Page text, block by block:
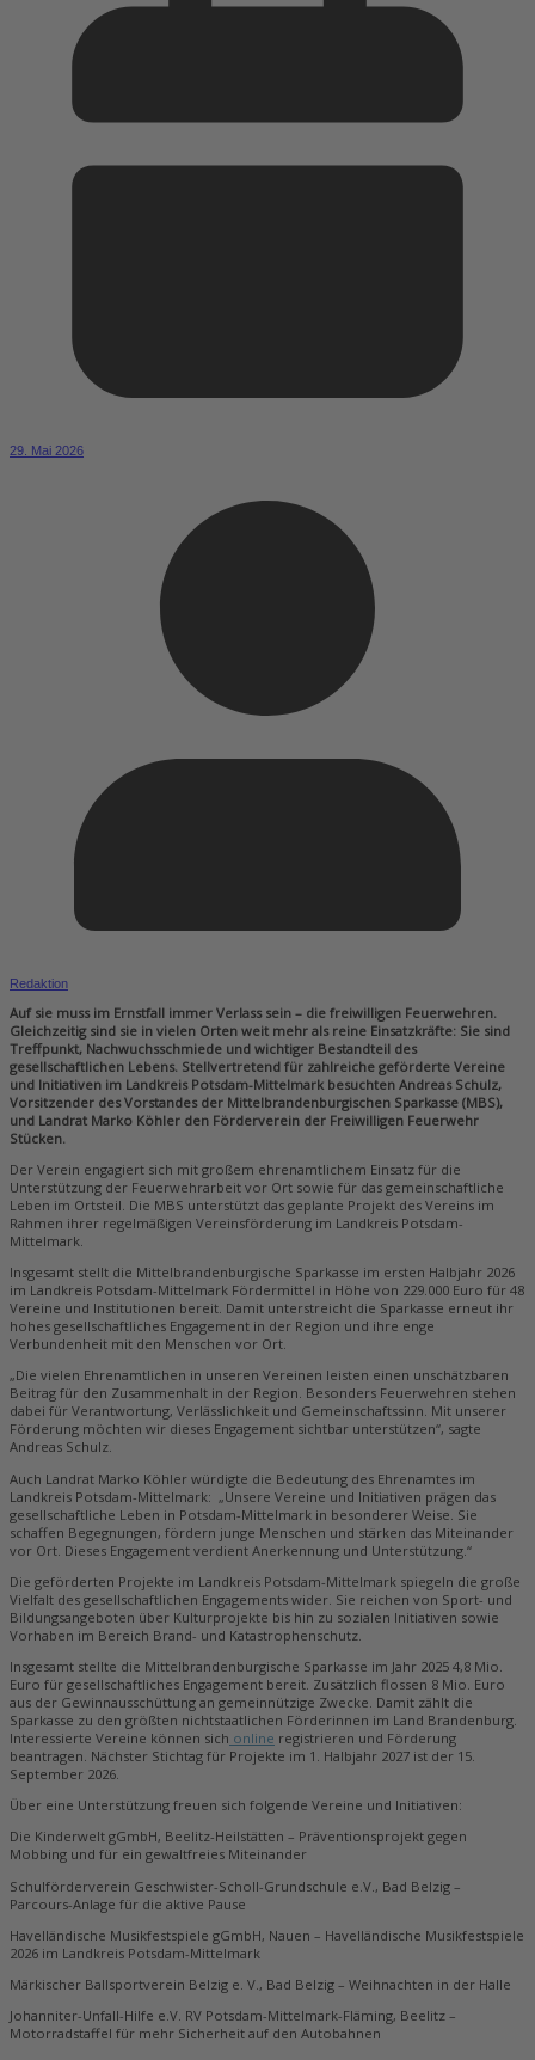
29. Mai 2026
Redaktion
Auf sie muss im Ernstfall immer Verlass sein – die freiwilligen Feuerwehren.
Gleichzeitig sind sie in vielen Orten weit mehr als reine Einsatzkräfte: Sie sind
Treffpunkt, Nachwuchsschmiede und wichtiger Bestandteil des
gesellschaftlichen Lebens. Stellvertretend für zahlreiche geförderte Vereine
und Initiativen im Landkreis Potsdam-Mittelmark besuchten Andreas Schulz,
Vorsitzender des Vorstandes der Mittelbrandenburgischen Sparkasse (MBS),
und Landrat Marko Köhler den Förderverein der Freiwilligen Feuerwehr
Stücken.
Der Verein engagiert sich mit großem ehrenamtlichem Einsatz für die
Unterstützung der Feuerwehrarbeit vor Ort sowie für das gemeinschaftliche
Leben im Ortsteil. Die MBS unterstützt das geplante Projekt des Vereins im
Rahmen ihrer regelmäßigen Vereinsförderung im Landkreis Potsdam-
Mittelmark.
Insgesamt stellt die Mittelbrandenburgische Sparkasse im ersten Halbjahr 2026
im Landkreis Potsdam-Mittelmark Fördermittel in Höhe von 229.000 Euro für 48
Vereine und Institutionen bereit. Damit unterstreicht die Sparkasse erneut ihr
hohes gesellschaftliches Engagement in der Region und ihre enge
Verbundenheit mit den Menschen vor Ort.
„Die vielen Ehrenamtlichen in unseren Vereinen leisten einen unschätzbaren
Beitrag für den Zusammenhalt in der Region. Besonders Feuerwehren stehen
dabei für Verantwortung, Verlässlichkeit und Gemeinschaftssinn. Mit unserer
Förderung möchten wir dieses Engagement sichtbar unterstützen“, sagte
Andreas Schulz.
Auch Landrat Marko Köhler würdigte die Bedeutung des Ehrenamtes im
Landkreis Potsdam-Mittelmark: „Unsere Vereine und Initiativen prägen das
gesellschaftliche Leben in Potsdam-Mittelmark in besonderer Weise. Sie
schaffen Begegnungen, fördern junge Menschen und stärken das Miteinander
vor Ort. Dieses Engagement verdient Anerkennung und Unterstützung.“
Die geförderten Projekte im Landkreis Potsdam-Mittelmark spiegeln die große
Vielfalt des gesellschaftlichen Engagements wider. Sie reichen von Sport- und
Bildungsangeboten über Kulturprojekte bis hin zu sozialen Initiativen sowie
Vorhaben im Bereich Brand- und Katastrophenschutz.
Insgesamt stellte die Mittelbrandenburgische Sparkasse im Jahr 2025 4,8 Mio.
Euro für gesellschaftliches Engagement bereit. Zusätzlich flossen 8 Mio. Euro
aus der Gewinnausschüttung an gemeinnützige Zwecke. Damit zählt die
Sparkasse zu den größten nichtstaatlichen Förderinnen im Land Brandenburg.
Interessierte Vereine können sich online registrieren und Förderung
beantragen. Nächster Stichtag für Projekte im 1. Halbjahr 2027 ist der 15.
September 2026.
Über eine Unterstützung freuen sich folgende Vereine und Initiativen:
Die Kinderwelt gGmbH, Beelitz-Heilstätten – Präventionsprojekt gegen
Mobbing und für ein gewaltfreies Miteinander
Schulförderverein Geschwister-Scholl-Grundschule e.V., Bad Belzig –
Parcours-Anlage für die aktive Pause
Havelländische Musikfestspiele gGmbH, Nauen – Havelländische Musikfestspiele
2026 im Landkreis Potsdam-Mittelmark
Märkischer Ballsportverein Belzig e. V., Bad Belzig – Weihnachten in der Halle
Johanniter-Unfall-Hilfe e.V. RV Potsdam-Mittelmark-Fläming, Beelitz –
Motorradstaffel für mehr Sicherheit auf den Autobahnen